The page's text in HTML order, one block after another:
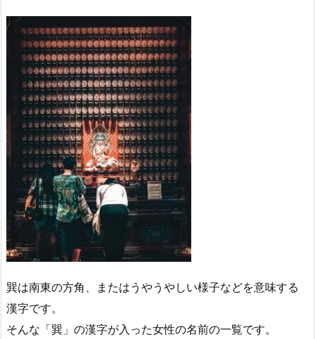
巽は南東の方角、またはうやうやしい様子などを意味する
漢字です。
そんな「巽」の漢字が入った女性の名前の一覧です。